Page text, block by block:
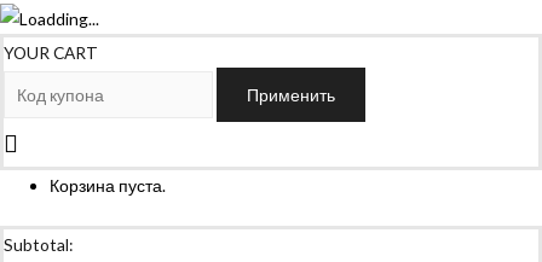
YOUR CART
Применить
Корзина пуста.
Subtotal: